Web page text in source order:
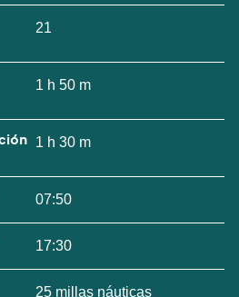
21
1 h 50 m
1 h 30 m
07:50
17:30
25 millas náuticas